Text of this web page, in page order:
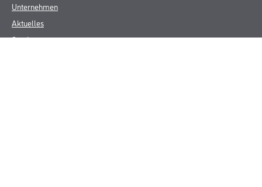
Unternehmen
Aktuelles
Service